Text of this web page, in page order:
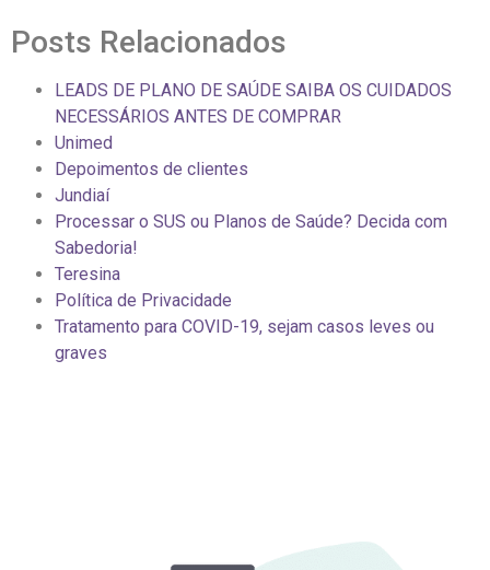
Posts Relacionados
LEADS DE PLANO DE SAÚDE SAIBA OS CUIDADOS
NECESSÁRIOS ANTES DE COMPRAR
Unimed
Depoimentos de clientes
Jundiaí
Processar o SUS ou Planos de Saúde? Decida com
Sabedoria!
Teresina
Política de Privacidade
Tratamento para COVID-19, sejam casos leves ou
graves